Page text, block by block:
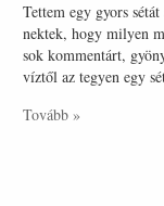
Tettem egy gyors
nektek, hogy milyen
sok kommentárt,
víztől az tegyen egy
Tovább »